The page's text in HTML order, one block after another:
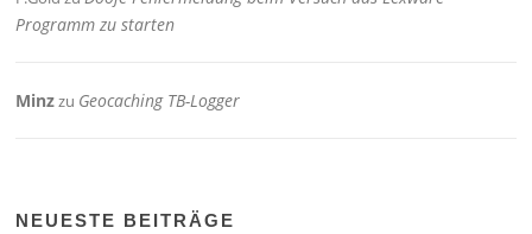
Programm zu starten
Minzzu Geocaching TB-Logger
NEUESTE BEITRÄGE